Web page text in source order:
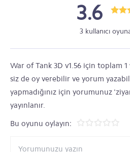
3.6
3 kullanıcı
War of Tank 3D v1.56 için toplam 1
siz de oy verebilir ve yorum
yapmadığınız için yorumunuz
yayınlanır.
Bu oyunu oylayın: